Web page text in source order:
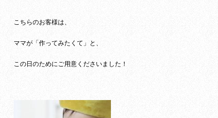
こちらのお客様は、
ママが「作ってみたくて」と、
この日のためにご用意くださいました！